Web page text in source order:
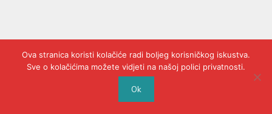
Ova stranica koristi kolačiće radi boljeg korisničkog iskustva.
Sve o kolačićima možete vidjeti na našoj polici privatnosti.
Ok